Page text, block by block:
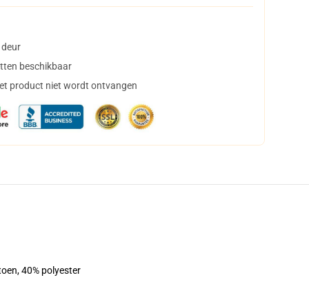
beschikbaar
product niet wordt ontvangen
40% polyester